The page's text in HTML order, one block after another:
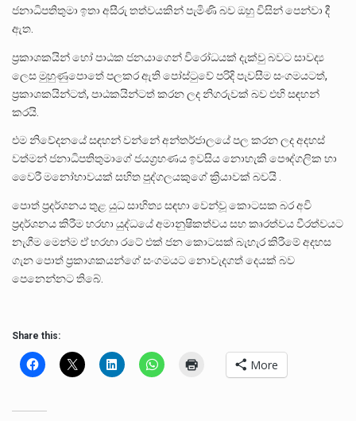
ජනාධිපතිතුමා ඉතා අසීරු තත්වයකින් පැමිණි බව ඔහු විසින් පෙන්වා දී
ඇත.
ප්‍රකාශකයින් හෝ පාඨක ජනයාගෙන් විරෝධයක් දැක්වු බවට සාවද්‍ය
ලෙස මුහුණුපොතේ පලකර ඇති පෝස්ටුවේ පරිදි පැවසීම සංගමයටත්,
ප්‍රකාශකයින්ටත්, පාඨකයින්ටත් කරන ලද නිගරුවක් බව එහි සඳහන්
කරයි.
එම නිවේදනයේ සඳහන් වන්නේ අන්තර්ජාලයේ පල කරන ලද අදහස්
වත්මන් ජනාධිපතිතුමාගේ ජයග්‍රහණය ඉවසිය නොහැකි පෞද්ගලික හා
වෛරී මනෝභාවයක් සහිත පුද්ගලයකුගේ ක්‍රියාවක් බවයි .
පොත් ප්‍රදර්ශනය තුළ යුධ සාහිත්‍ය සඳහා වෙන්වූ කොටසක බර අවි
ප්‍රදර්ශනය කිරීම හරහා යුද්ධයේ අමානුෂිකත්වය සහ කෘරත්වය වීරත්වයට
නැගීම මෙන්ම ඒ හරහා රටේ එක් ජන කොටසක් බැහැර කිරීමේ අදහස
ගැන පොත් ප්‍රකාශකයන්ගේ සංගමයට නොවැදගත් දෙයක් බව
පෙනෙන්නට තිබේ.
Share this:
More